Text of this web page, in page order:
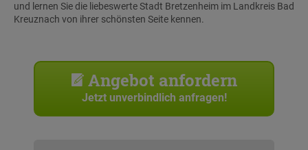
und lernen Sie die liebeswerte Stadt Bretzenheim im Landkreis Bad
Kreuznach von ihrer schönsten Seite kennen.
Angebot anfordern
Jetzt unverbindlich anfragen!